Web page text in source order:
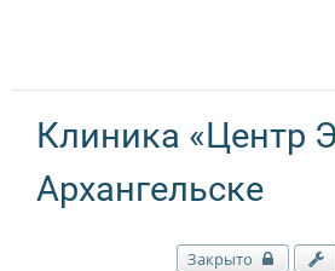
Клиника «Центр
Архангельске
Закрыто